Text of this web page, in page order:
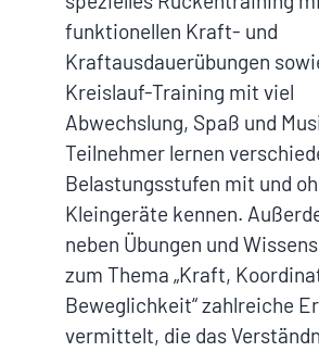
funktionellen Kraft- und
Kraftausdauerübungen
Kreislauf-Training mit viel
Abwechslung, Spaß und
Teilnehmer lernen
Belastungsstufen mit und
Kleingeräte kennen.
neben Übungen und
zum Thema „Kraft,
Beweglichkeit“ zahlreiche
vermittelt, die das